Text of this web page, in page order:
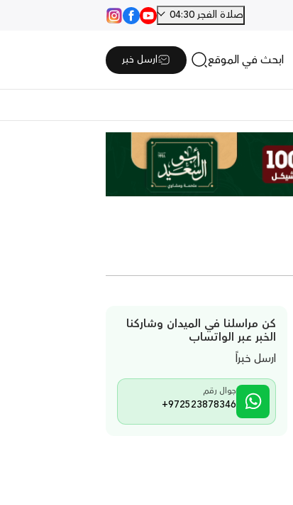
صلاة الفجر 04:30
ابحث في الموقع ارسل خبر
كن مراسلنا في الميدان وشاركنا
الخبر عبر الواتساب
ارسل خبراً
جوال رقم
+972523878346